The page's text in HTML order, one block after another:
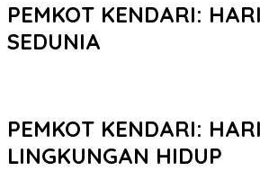
PEMKOT KENDARI:
SEDUNIA
PEMKOT KENDARI: HARI
LINGKUNGAN HIDUP